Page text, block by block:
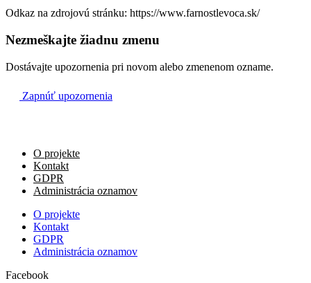
Za ZBP pre rodinu Jána
Odkaz na zdrojovú stránku: https://www.farnostlevoca.sk/
Nezmeškajte žiadnu zmenu
Dostávajte upozornenia pri novom alebo zmenenom ozname.
Zapnúť upozornenia
O projekte
Kontakt
GDPR
Administrácia oznamov
O projekte
Kontakt
GDPR
Administrácia oznamov
Facebook